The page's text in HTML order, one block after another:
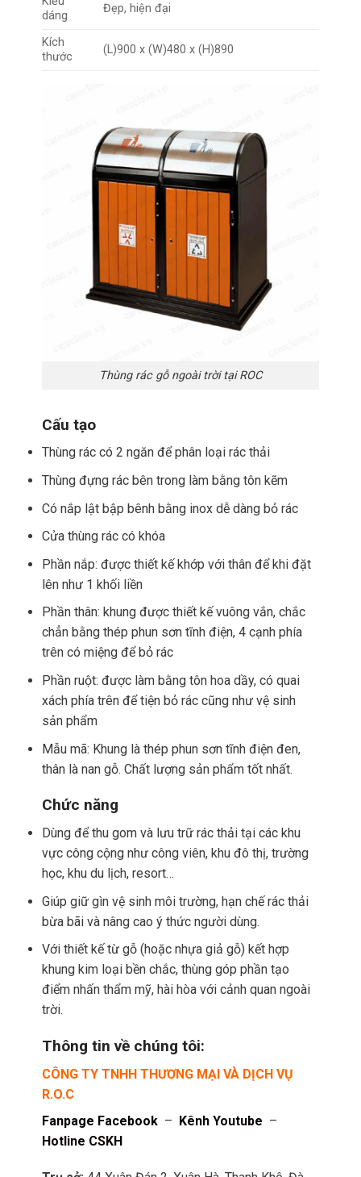
dáng
Đẹp, hiện đại
Kích
thước
(L)900 x (W)480 x (H)890
Thùng rác gỗ ngoài trời tại ROC
Cấu tạo
Thùng rác có 2 ngăn để phân loại rác thải
Thùng đựng rác bên trong làm bằng tôn kẽm
Có nắp lật bập bênh bằng inox dễ dàng bỏ rác
Cửa thùng rác có khóa
Phần nắp: được thiết kế khớp với thân để khi đặt
lên như 1 khối liền
Phần thân: khung được thiết kế vuông vắn, chắc
chẳn bằng thép phun sơn tĩnh điện, 4 cạnh phía
trên có miệng để bỏ rác
Phần ruột: được làm bằng tôn hoa dầy, có quai
xách phía trên để tiện bỏ rác cũng như vệ sinh
sản phẩm
Mẫu mã: Khung là thép phun sơn tĩnh điện đen,
thân là nan gỗ. Chất lượng sản phẩm tốt nhất.
Chức năng
Dùng để thu gom và lưu trữ rác thải tại các khu
vực công cộng như công viên, khu đô thị, trường
học, khu du lịch, resort…
Giúp giữ gìn vệ sinh môi trường, hạn chế rác thải
bừa bãi và nâng cao ý thức người dùng.
Với thiết kế từ gỗ (hoặc nhựa giả gỗ) kết hợp
khung kim loại bền chắc, thùng góp phần tạo
điểm nhấn thẩm mỹ, hài hòa với cảnh quan ngoài
trời.
Thông tin về chúng tôi:
CÔNG TY TNHH THƯƠNG MẠI VÀ DỊCH VỤ
R.O.C
Fanpage Facebook– Kênh Youtube –
Hotline CSKH